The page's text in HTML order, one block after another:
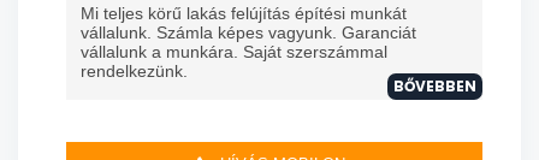
Mi teljes körű lakás felújítás építési munkát
vállalunk. Számla képes vagyunk. Garanciát
vállalunk a munkára. Saját szerszámmal
rendelkezünk.
BŐVEBBEN